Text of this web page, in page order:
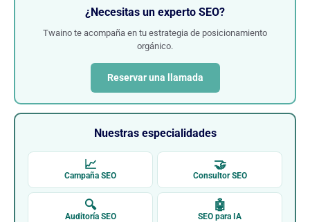
¿Necesitas un experto SEO?
Twaino te acompaña en tu estrategia de posicionamiento
orgánico.
Reservar una llamada
Nuestras especialidades
📈
Campaña SEO
🤝
Consultor SEO
🔍
Auditoría SEO
🤖
SEO para IA